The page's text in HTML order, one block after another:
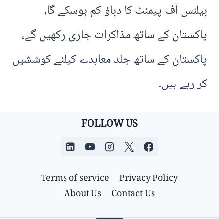
بیلنس آف پیمنٹ کا دباؤ کم ہوسکے گا،
پاکستان کے ساتھ مذاکرات جاری رکھیں گے،
پاکستان کے ساتھ جلد معاہدے کیلئے کوششیں
کر رہے ہیں۔
FOLLOW US
Privacy Policy
Terms of service
Contact Us
About Us